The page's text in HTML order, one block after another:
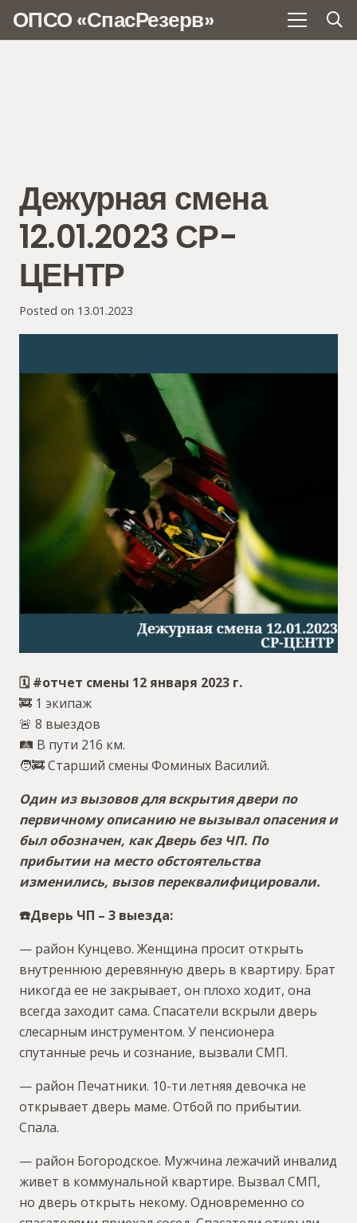
ОПСО «СпасРезерв»
Дежурная смена
12.01.2023 СР-
ЦЕНТР
Posted on 13.01.2023
🗓 #отчет смены 12 января 2023 г.
🚒 1 экипаж
🚨 8 выездов
🛤 В пути 216 км.
🧑🚒 Старший смены Фоминых Василий.
Один из вызовов для вскрытия двери по
первичному описанию не вызывал опасения и
был обозначен, как Дверь без ЧП. По
прибытии на место обстоятельства
изменились, вызов переквалифицировали.
☎️Дверь ЧП – 3 выезда:
— район Кунцево. Женщина просит открыть
внутреннюю деревянную дверь в квартиру. Брат
никогда ее не закрывает, он плохо ходит, она
всегда заходит сама. Спасатели вскрыли дверь
слесарным инструментом. У пенсионера
спутанные речь и сознание, вызвали СМП.
— район Печатники. 10-ти летняя девочка не
открывает дверь маме. Отбой по прибытии.
Спала.
— район Богородское. Мужчина лежачий инвалид
живет в коммунальной квартире. Вызвал СМП,
но дверь открыть некому. Одновременно со